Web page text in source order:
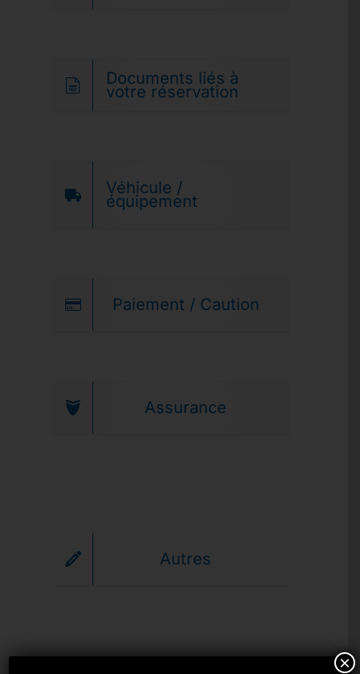
Documents liés à
votre réservation
Véhicule /
équipement
Paiement / Caution
Assurance
Autres
×